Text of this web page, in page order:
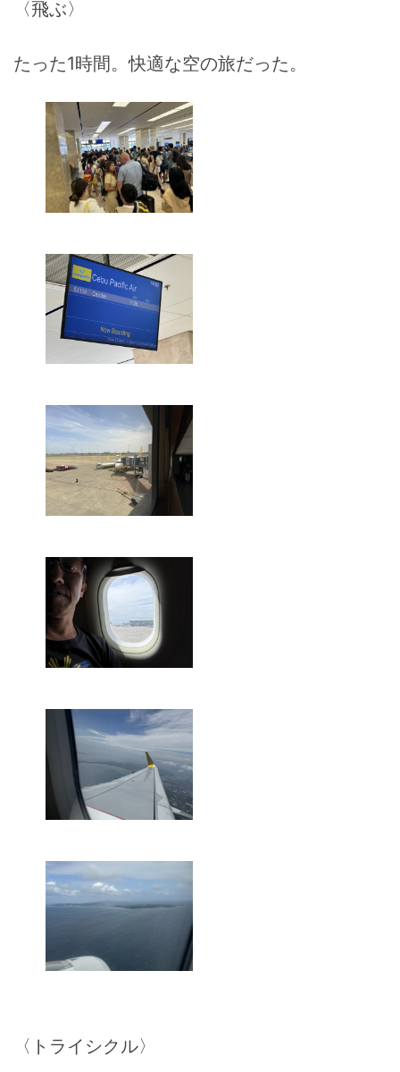
〈飛ぶ〉
たった1時間。快適な空の旅だった。
〈トライシクル〉